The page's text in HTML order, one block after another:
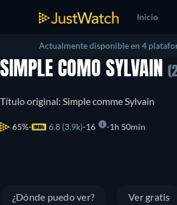
Inicio
Actualmente disponible en 4
SIMPLE COMO SYLVAIN
Título original: Simple comme Sylvain
65% 6.8 (3.9k) 16 1h 50min
¿Dónde puedo ver? Ver gratis